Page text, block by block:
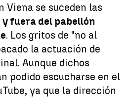
Viena se suceden las
fuera del pabellón
. Los gritos de "no al
la actuación de
Aunque dichos
podido escucharse en el
ya que la dirección